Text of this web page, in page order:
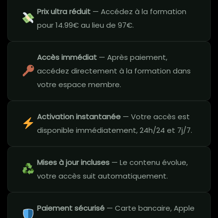
Prix ultra réduit — Accédez à la formation
pour 14.99€ au lieu de 97€.
Accès immédiat — Après paiement,
accédez directement à la formation dans
votre espace membre.
Activation instantanée — Votre accès est
disponible immédiatement, 24h/24 et 7j/7.
Mises à jour incluses — Le contenu évolue,
votre accès suit automatiquement.
Paiement sécurisé — Carte bancaire, Apple